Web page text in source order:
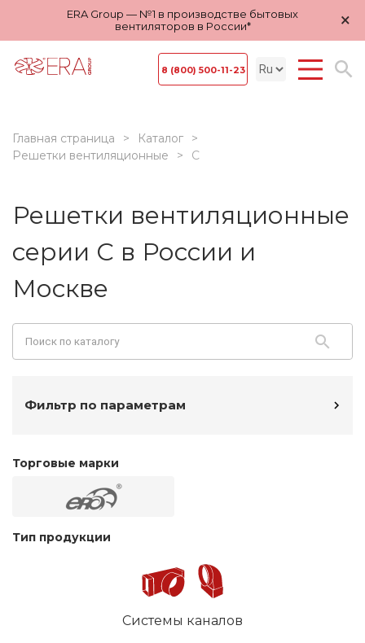
ERA Group — №1 в производстве бытовых
вентиляторов в России*
×
8 (800) 500-11-23
Главная страница
Каталог
Решетки вентиляционные
С
Решетки вентиляционные
серии С в России и
Москве
Фильтр по параметрам
Торговые марки
Тип продукции
Системы каналов